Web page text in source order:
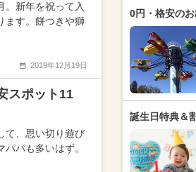
。新年を祝って入
ます。餅つきや獅
2019年12月19日
スポット11
て、思い切り遊び
パも多いはず。
0円・格安の
誕生日特典＆